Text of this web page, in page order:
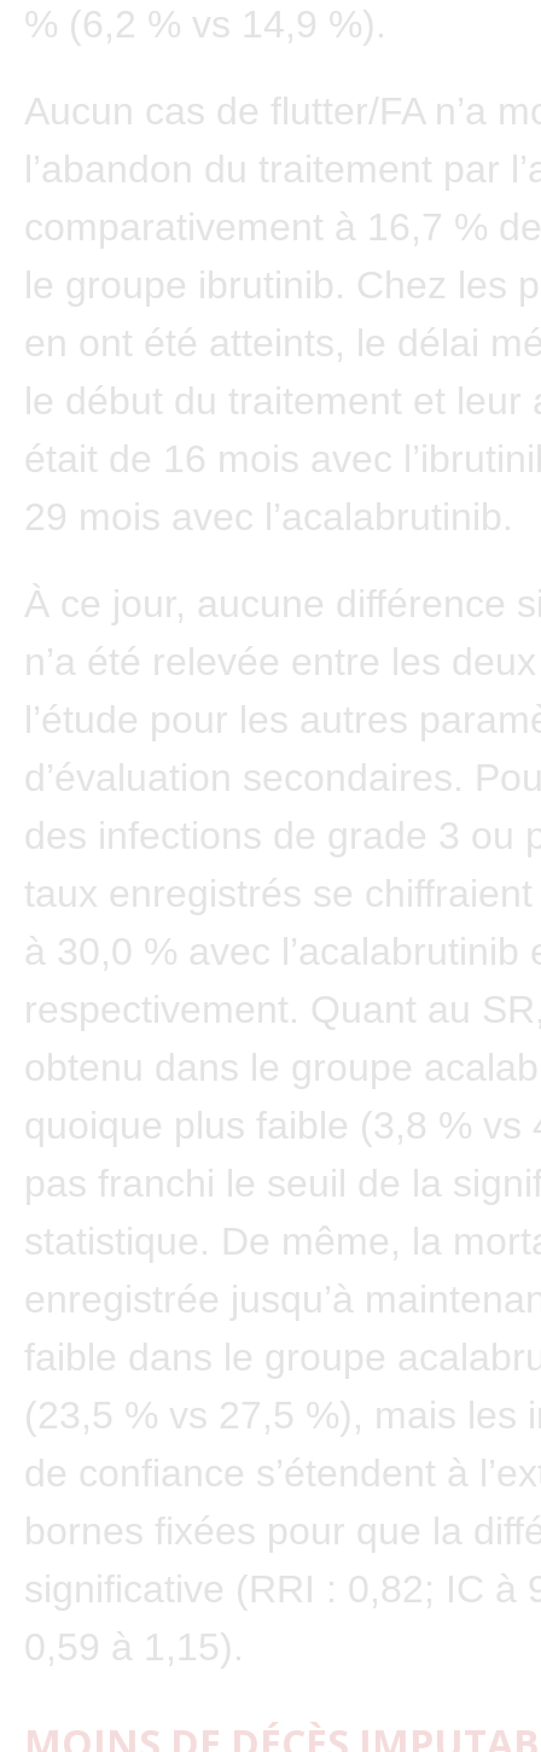
% (6,2 % vs 14,9 %).
Aucun cas de flutter/FA n’a
l’abandon du traitement par
comparativement à 16,7 %
le groupe ibrutinib. Chez les
en ont été atteints, le délai
le début du traitement et leur
était de 16 mois avec
29 mois avec l’acalabrutinib.
À ce jour, aucune différence
n’a été relevée entre les
l’étude pour les autres
d’évaluation secondaires.
des infections de grade 3 ou
taux enregistrés se
à 30,0 % avec l’acalabrutinib
respectivement. Quant au
obtenu dans le groupe
quoique plus faible (3,8 % vs
pas franchi le seuil de la
statistique. De même, la
enregistrée jusqu’à
faible dans le groupe
(23,5 % vs 27,5 %), mais les
de confiance s’étendent à
bornes fixées pour que la
significative (RRI : 0,82; IC à
0,59 à 1,15).